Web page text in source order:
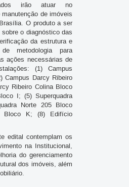
irão atuar no
de imóveis
O produto a ser
o diagnóstico das
da estrutura e
de metodologia para
ações necessárias de
(1) Campus
Campus Darcy Ribeiro
Ribeiro Colina Bloco
I; (5) Superquadra
Norte 205 Bloco
Bloco K; (8) Edifício
edital contemplam os
na Institucional,
do gerenciamento
dos imóveis, além